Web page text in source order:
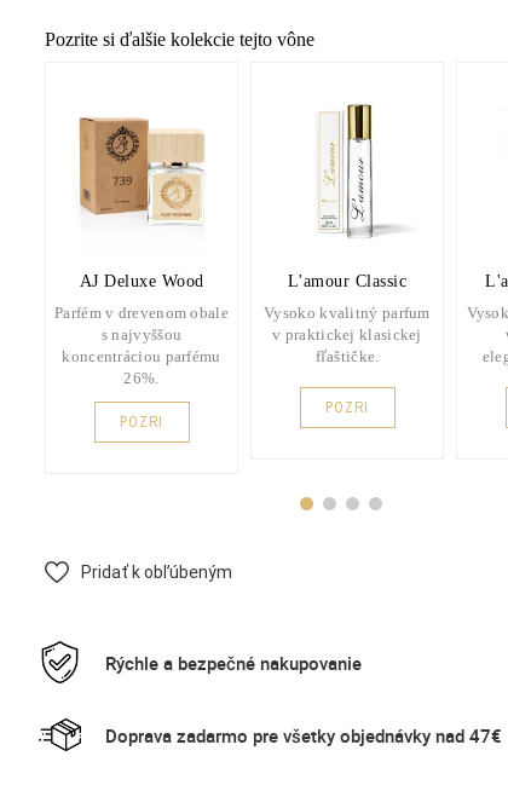
Pozrite si ďalšie kolekcie tejto vône
AJ Deluxe Wood
Parfém v drevenom obale
s najvyššou
koncentráciou parfému
26%.
POZRI
L'amour Classic
Vysoko kvalitný parfum
v praktickej klasickej
fľaštičke.
POZRI
Pridať k obľúbeným
Rýchle a bezpečné nakupovanie
Doprava zadarmo pre všetky objednávky nad 47€